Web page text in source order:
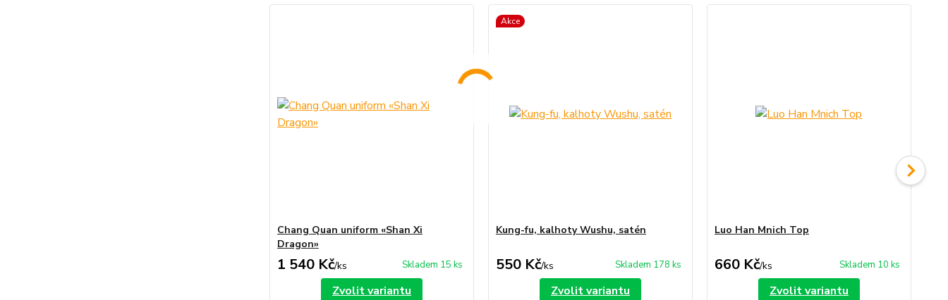
Chang Quan uniform «Shan Xi
Dragon»
1 540 Kč/ks Skladem 15 ks
Zvolit variantu
Akce
Kung-fu, kalhoty Wushu, satén
550 Kč/ks Skladem 178 ks
Zvolit variantu
Luo Han Mnich Top
660 Kč/ks Skladem 10 ks
Zvolit variantu